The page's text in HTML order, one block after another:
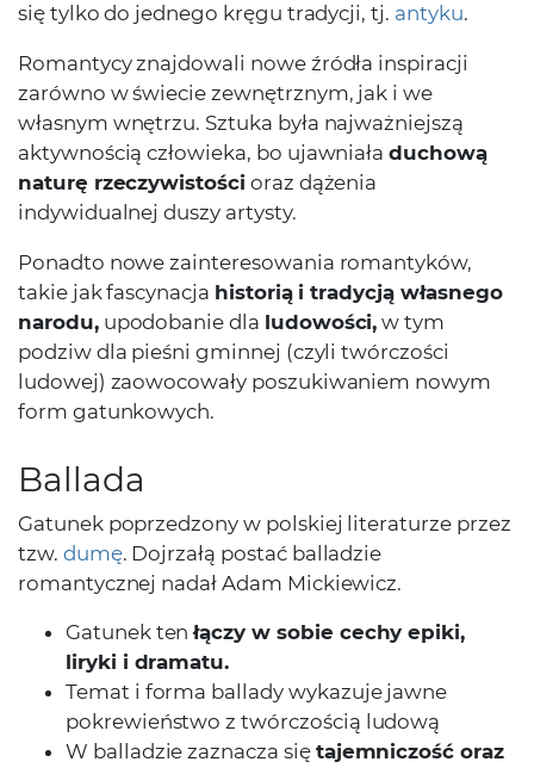
się tylko do jednego kręgu tradycji, tj. antyku.
Romantycy znajdowali nowe źródła inspiracji
zarówno w świecie zewnętrznym, jak i we
własnym wnętrzu. Sztuka była najważniejszą
aktywnością człowieka, bo ujawniaładuchową
naturę rzeczywistości oraz dążenia
indywidualnej duszy artysty.
Ponadto nowe zainteresowania romantyków,
takie jak fascynacja historią i tradycją własnego
narodu,upodobanie dla ludowości, w tym
podziw dla pieśni gminnej (czyli twórczości
ludowej) zaowocowały poszukiwaniem nowym
form gatunkowych.
Ballada
Gatunek poprzedzony w polskiej literaturze przez
tzw. dumę. Dojrzałą postać balladzie
romantycznej nadał Adam Mickiewicz.
Gatunek tenłączy w sobie cechy epiki,
liryki i dramatu.
Temat i forma ballady wykazuje jawne
pokrewieństwo z twórczością ludową
W balladzie zaznacza się tajemniczość oraz